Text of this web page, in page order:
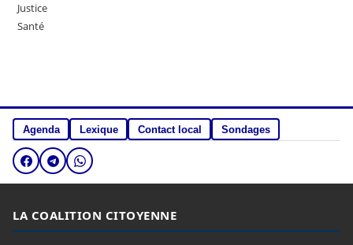
Justice
Santé
Agenda Lexique Contact local Sondages
LA COALITION CITOYENNE